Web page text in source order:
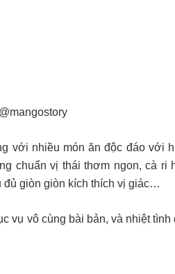
với nhiều món ăn độc đáo với
chuẩn vị thái thơm ngon, cà ri
đủ giòn giòn kích thích vị giác…
vụ vô cùng bài bản, và nhiệt